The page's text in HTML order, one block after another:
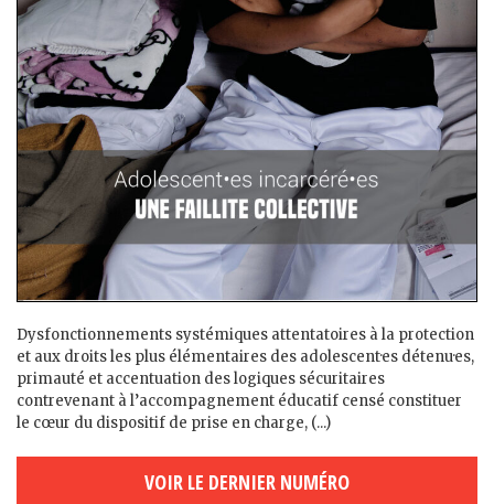
Dysfonctionnements systémiques attentatoires à la protection
et aux droits les plus élémentaires des adolescent·es détenu·es,
primauté et accentuation des logiques sécuritaires
contrevenant à l’accompagnement éducatif censé constituer
le cœur du dispositif de prise en charge, (...)
VOIR LE DERNIER NUMÉRO